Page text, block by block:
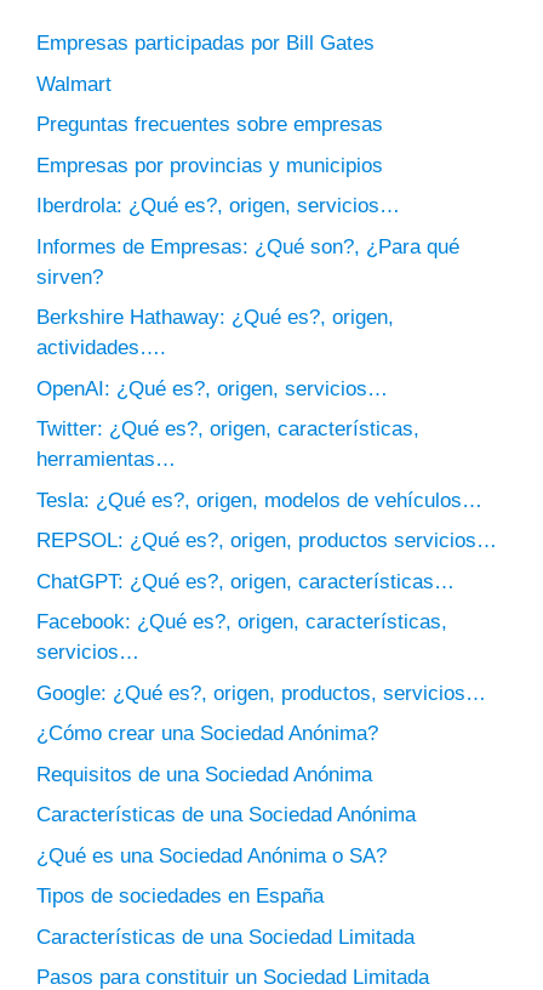
Empresas participadas por Bill Gates
Walmart
Preguntas frecuentes sobre empresas
Empresas por provincias y municipios
Iberdrola: ¿Qué es?, origen, servicios…
Informes de Empresas: ¿Qué son?, ¿Para qué
sirven?
Berkshire Hathaway: ¿Qué es?, origen,
actividades….
OpenAI: ¿Qué es?, origen, servicios…
Twitter: ¿Qué es?, origen, características,
herramientas…
Tesla: ¿Qué es?, origen, modelos de vehículos…
REPSOL: ¿Qué es?, origen, productos servicios…
ChatGPT: ¿Qué es?, origen, características…
Facebook: ¿Qué es?, origen, características,
servicios…
Google: ¿Qué es?, origen, productos, servicios…
¿Cómo crear una Sociedad Anónima?
Requisitos de una Sociedad Anónima
Características de una Sociedad Anónima
¿Qué es una Sociedad Anónima o SA?
Tipos de sociedades en España
Características de una Sociedad Limitada
Pasos para constituir un Sociedad Limitada